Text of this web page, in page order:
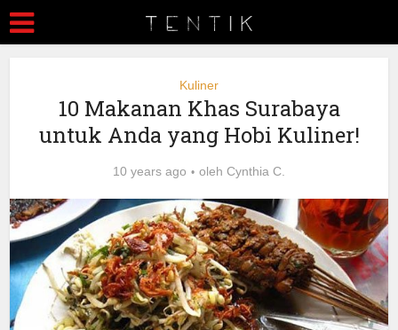
Kuliner
10 Makanan Khas Surabaya
untuk Anda yang Hobi Kuliner!
10 years ago oleh Cynthia C.